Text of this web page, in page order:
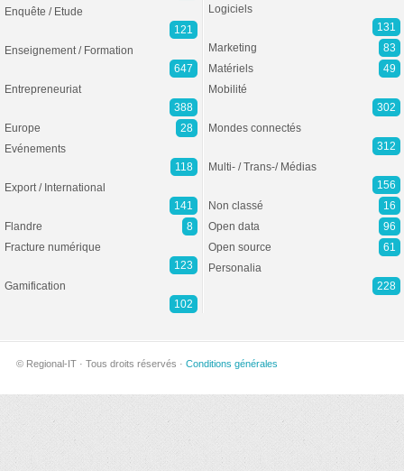
Enquête / Etude
121
Enseignement / Formation
647
Entrepreneuriat
388
Europe
28
Evénements
118
Export / International
141
Flandre
8
Fracture numérique
123
Gamification
102
Logiciels
131
Marketing
83
Matériels
49
Mobilité
302
Mondes connectés
312
Multi- / Trans-/ Médias
156
Non classé
16
Open data
96
Open source
61
Personalia
228
© Regional-IT · Tous droits réservés · Conditions générales